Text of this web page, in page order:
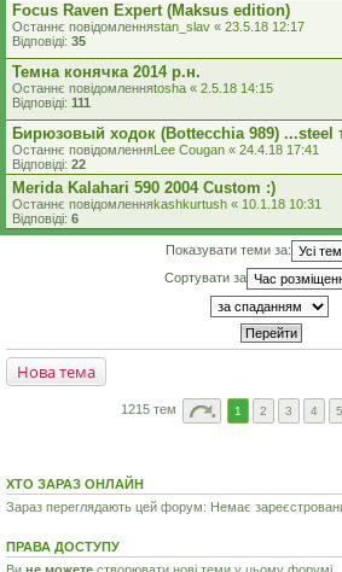
Focus Raven Expert (Maksus edition)
Останнє повідомленняstan_slav « 23.5.18 12:17
Відповіді: 35
Темна конячка 2014 р.н.
Останнє повідомленняtosha « 2.5.18 14:15
Відповіді: 111
Бирюзовый ходок (Bottecchia 989) ...steel
Останнє повідомленняLee Cougan « 24.4.18 17:41
Відповіді: 22
Merida Kalahari 590 2004 Custom :)
Останнє повідомленняkashkurtush « 10.1.18 10:31
Відповіді: 6
Показувати теми за:
Сортувати за
Нова тема
1215 тем 1 2 3 4 5
ХТО ЗАРАЗ ОНЛАЙН
Зараз переглядають цей форум: Немає
ПРАВА ДОСТУПУ